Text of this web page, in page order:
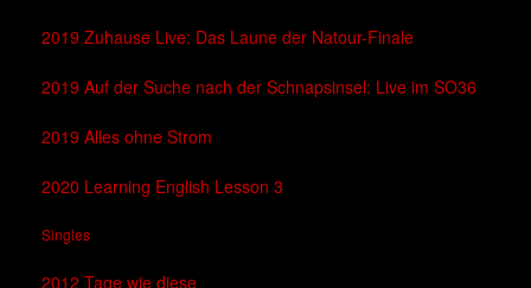
2019 Zuhause Live: Das Laune der Natour-Finale
2019 Auf der Suche nach der Schnapsinsel: Live im SO36
2019 Alles ohne Strom
2020 Learning English Lesson 3
Singles
2012 Tage wie diese